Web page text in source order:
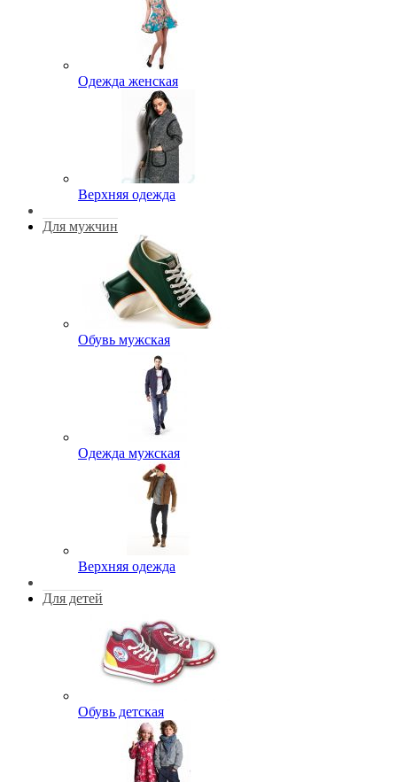
Одежда женская
Верхняя одежда
Для мужчин
Обувь мужская
Одежда мужская
Верхняя одежда
Для детей
Обувь детская